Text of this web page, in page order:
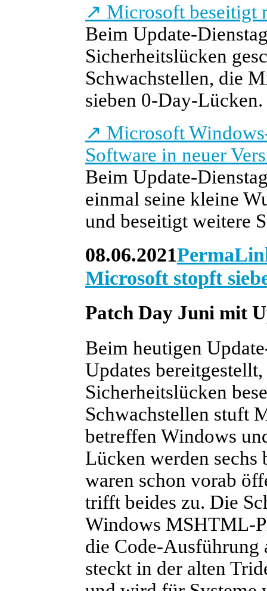
↗ Microsoft beseitigt
Beim Update-
Sicherheitslücken
Schwachstellen, die
sieben 0-Day-Lücken.
↗ Microsoft
Software in neuer
Beim Update-
einmal seine kleine
und beseitigt weitere
08.06.2021
Microsoft stopft
Patch Day Juni mit
Beim heutigen
Updates
Sicherheitslücken
Schwachstellen stuft
betreffen Windows
Lücken werden
waren schon vorab
trifft beides zu. Die
Windows MSHTML-
die Code-Ausführung
steckt in der alten